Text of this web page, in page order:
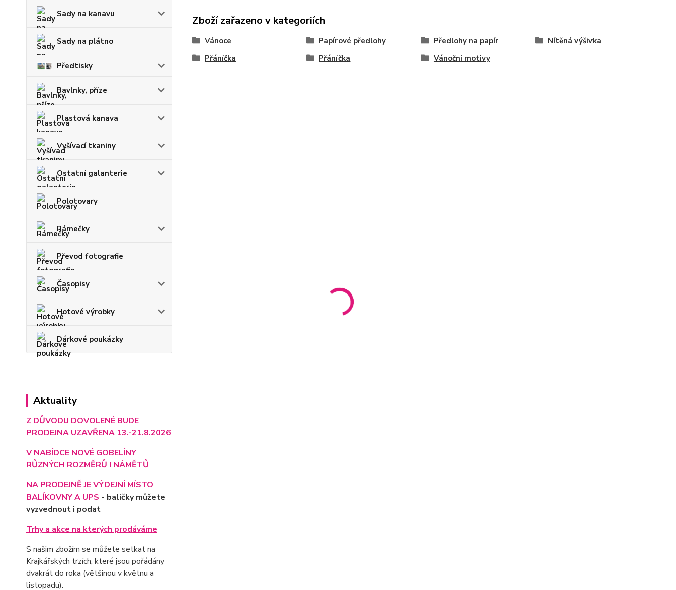
Sady na kanavu
Sady na plátno
Předtisky
Bavlnky, příze
Plastová kanava
Vyšívací tkaniny
Ostatní galanterie
Polotovary
Rámečky
Převod fotografie
Časopisy
Hotové výrobky
Dárkové poukázky
Aktuality
Z DŮVODU DOVOLENÉ BUDE
PRODEJNA UZAVŘENA 13.-21.8.2026
V NABÍDCE NOVÉ GOBELÍNY
RŮZNÝCH ROZMĚRŮ I NÁMĚTŮ
NA PRODEJNĚ JE VÝDEJNÍ MÍSTO
BALÍKOVNY A UPS - balíčky můžete
vyzvednout i podat
Trhy a akce na kterých prodáváme
S našim zbožím se můžete setkat na
Krajkářských trzích, které jsou pořádány
dvakrát do roka (většinou v květnu a
listopadu).
Zboží zařazeno v kategoriích
Vánoce Papírové předlohy Předlohy na papír
Nítěná výšivka
Přáníčka
Přáníčka Vánoční motivy